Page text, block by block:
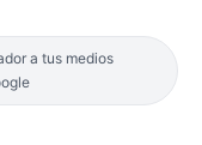
a tus medios